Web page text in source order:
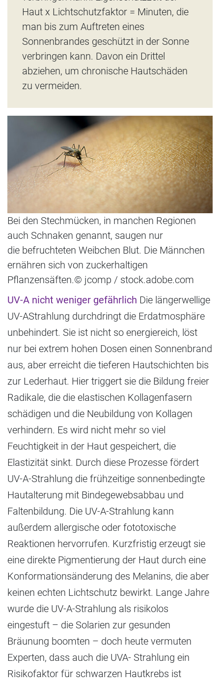
Haut x Lichtschutzfaktor = Minuten, die
man bis zum Auftreten eines
Sonnenbrandes geschützt in der Sonne
verbringen kann. Davon ein Drittel
abziehen, um chronische Hautschäden
zu vermeiden.
Bei den Stechmücken, in manchen Regionen
auch Schnaken genannt, saugen nur
die befruchteten Weibchen Blut. Die Männchen
ernähren sich von zuckerhaltigen
Pflanzensäften.© jcomp / stock.adobe.com
UV-A nicht weniger gefährlich Die längerwellige
UV-AStrahlung durchdringt die Erdatmosphäre
unbehindert. Sie ist nicht so energiereich, löst
nur bei extrem hohen Dosen einen Sonnenbrand
aus, aber erreicht die tieferen Hautschichten bis
zur Lederhaut. Hier triggert sie die Bildung freier
Radikale, die die elastischen Kollagenfasern
schädigen und die Neubildung von Kollagen
verhindern. Es wird nicht mehr so viel
Feuchtigkeit in der Haut gespeichert, die
Elastizität sinkt. Durch diese Prozesse fördert
UV-A-Strahlung die frühzeitige sonnenbedingte
Hautalterung mit Bindegewebsabbau und
Faltenbildung. Die UV-A-Strahlung kann
außerdem allergische oder fototoxische
Reaktionen hervorrufen. Kurzfristig erzeugt sie
eine direkte Pigmentierung der Haut durch eine
Konformationsänderung des Melanins, die aber
keinen echten Lichtschutz bewirkt. Lange Jahre
wurde die UV-A-Strahlung als risikolos
eingestuft – die Solarien zur gesunden
Bräunung boomten – doch heute vermuten
Experten, dass auch die UVA- Strahlung ein
Risikofaktor für schwarzen Hautkrebs ist